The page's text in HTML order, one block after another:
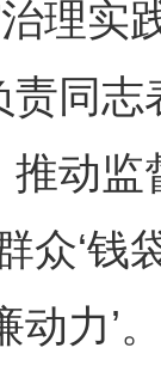
理实
同志
推动
众‘
动力’